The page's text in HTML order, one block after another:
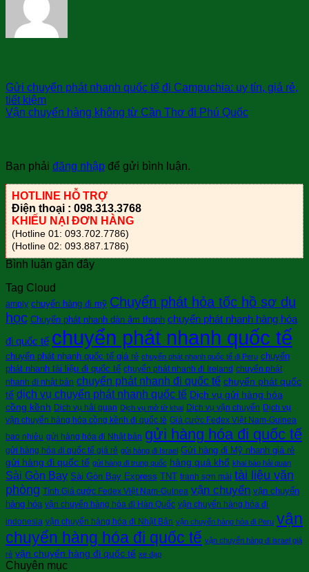
Gửi chuyển phát nhanh quốc tế đi Campuchia: uy tín, giá rẻ,
tiết kiệm
Vận chuyển hàng không từ Cần Thơ đi Phú Quốc
Bạn phải đăng nhập để gửi bình luận.
HOTLINE HỖ TRỢ
Điện thoại : 098.313.3768
KHIẾU NẠI ĐƠN HÀNG
(Hotline 01: 093.702.7786)
(Hotline 02: 093.887.1786)
Bình luận gần đây
Tag Cloud
amply chuyển hàng đi mỹ Chuyển phát hỏa tốc hồ sơ du
học Chuyển phát nhanh dàn âm thanh chuyển phát nhanh hàng hóa
đi quốc tế chuyển phát nhanh quốc tế
chuyển phát nhanh quốc tế giá rẻ chuyển phát nhanh quốc tế đi Peru chuyển
phát nhanh tài liệu đi quốc tế chuyển phát nhanh đi Ireland chuyển phát
nhanh đi nhật bản chuyển phát nhanh đi quốc tế chuyển phát quốc
tế dịch vụ chuyển phát nhanh quốc tế Dịch vụ gửi hàng hóa
cồng kềnh Dịch vụ hải quan Dịch vụ mở tờ khai Dịch vụ vận chuyển Dịch vụ
vận chuyển hàng hóa cồng kềnh đi quốc tê Giá cước Fedex Việt Nam-Guinea
bao nhiêu gửi hàng hóa đi Nhật bản gửi hàng hóa đi quốc tế
gửi hàng hóa đi quốc tế giá rẻ gửi hàng đi Israel Gửi hàng đi Mỹ nhanh giá rẻ
gửi hàng đi quốc tế gửi hàng đi trung quốc hàng quá khổ khai báo hải quan
Sài Gòn Bay Sài Gòn Bay Express TNT tranh sơn mài tài liệu văn
phòng Tính Giá cước Fedex Việt Nam-Guinea vận chuyển vận chuyển
hàng hóa vận chuyển hàng hóa đi Hàn Quốc vận chuyển hàng hóa đi
indonesia vận chuyển hàng hóa đi Nhật Bản vận chuyển hàng hóa đi Peru vận
chuyển hàng hóa đi quốc tế vận chuyển hàng đi israel giá
rẻ vận chuyển hàng đi quốc tế xe đạp
Chuyên mục